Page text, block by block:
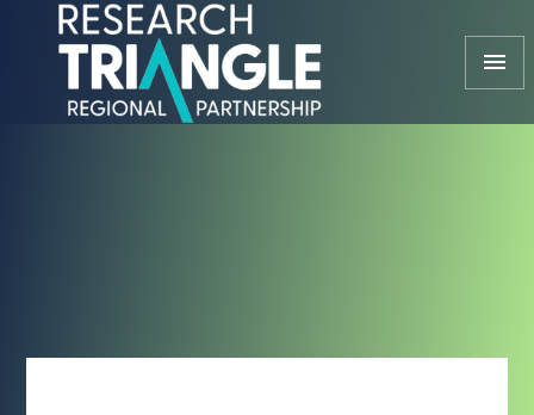
Doorgaan naar artikel
menu